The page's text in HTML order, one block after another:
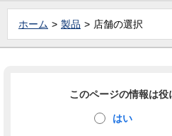
ホーム 製品 店舗の選択
このページの情報は役
はい